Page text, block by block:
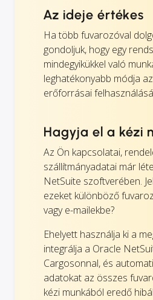
Az ideje értékes
Ha több fuvarozóval
gondoljuk, hogy egy
mindegyikükkel való
leghatékonyabb módja
erőforrásai
Hagyja el a kézi
Az Ön kapcsolatai,
szállítmányadatai már
NetSuite szoftverében.
ezeket különböző
vagy e-mailekbe?
Ehelyett használja ki a
integrálja a Oracle
Cargosonnal, és
adatokat az összes
kézi munkából eredő